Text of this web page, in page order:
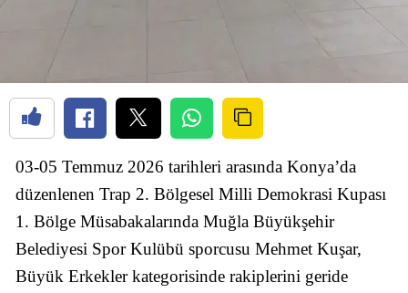
03-05 Temmuz 2026 tarihleri arasında Konya’da
düzenlenen Trap 2. Bölgesel Milli Demokrasi Kupası
1. Bölge Müsabakalarında Muğla Büyükşehir
Belediyesi Spor Kulübü sporcusu Mehmet Kuşar,
Büyük Erkekler kategorisinde rakiplerini geride